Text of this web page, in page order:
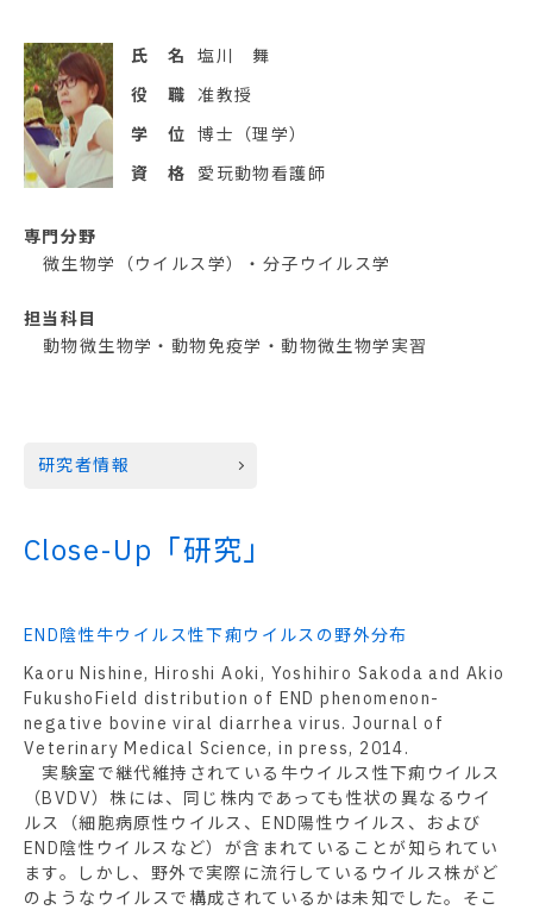
氏 名
塩川 舞
役 職
准教授
学 位
博士（理学）
資 格
愛玩動物看護師
専門分野
微生物学（ウイルス学）・分子ウイルス学
担当科目
動物微生物学・動物免疫学・動物微生物学実習
研究者情報
Close-Up「研究」
END陰性牛ウイルス性下痢ウイルスの野外分布
Kaoru Nishine, Hiroshi Aoki, Yoshihiro Sakoda and Akio
FukushoField distribution of END phenomenon-
negative bovine viral diarrhea virus. Journal of
Veterinary Medical Science, in press, 2014.
実験室で継代維持されている牛ウイルス性下痢ウイルス
（BVDV）株には、同じ株内であっても性状の異なるウイ
ルス（細胞病原性ウイルス、END陽性ウイルス、および
END陰性ウイルスなど）が含まれていることが知られてい
ます。しかし、野外で実際に流行しているウイルス株がど
のようなウイルスで構成されているかは未知でした。そこ